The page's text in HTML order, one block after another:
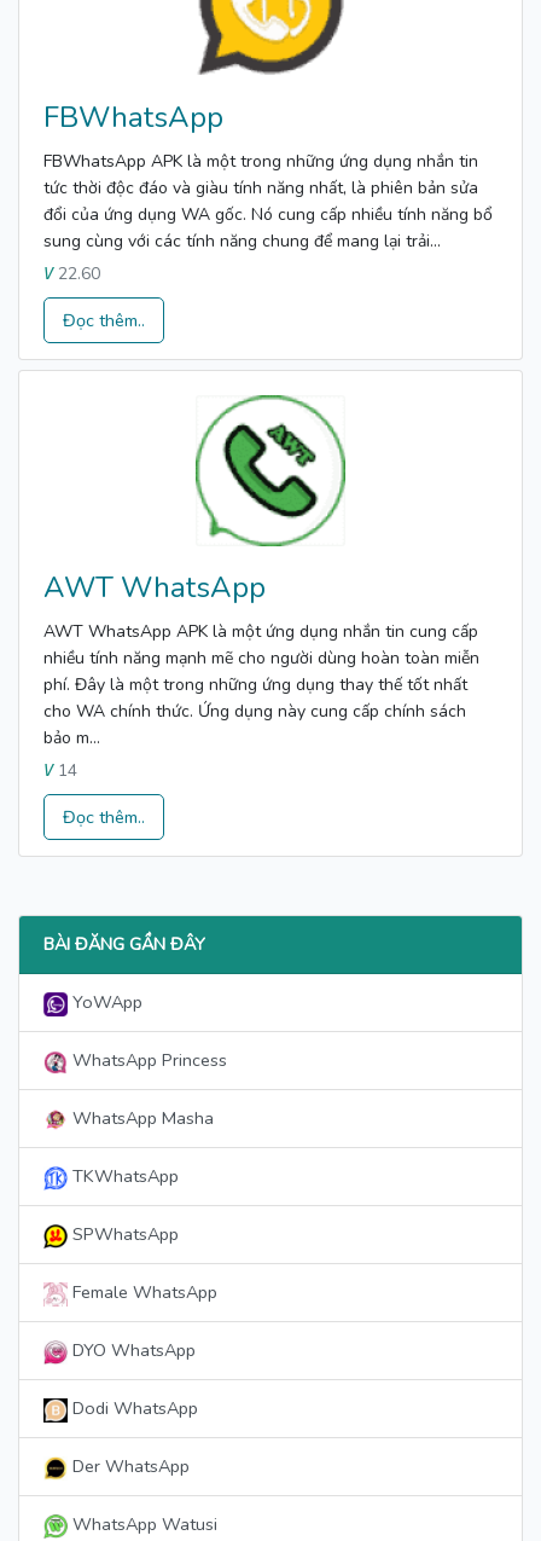
FBWhatsApp
FBWhatsApp APK là một trong những ứng dụng nhắn tin
tức thời độc đáo và giàu tính năng nhất, là phiên bản sửa
đổi của ứng dụng WA gốc. Nó cung cấp nhiều tính năng bổ
sung cùng với các tính năng chung để mang lại trải...
V22.60
Đọc thêm..
AWT WhatsApp
AWT WhatsApp APK là một ứng dụng nhắn tin cung cấp
nhiều tính năng mạnh mẽ cho người dùng hoàn toàn miễn
phí. Đây là một trong những ứng dụng thay thế tốt nhất
cho WA chính thức. Ứng dụng này cung cấp chính sách
bảo m...
V14
Đọc thêm..
BÀI ĐĂNG GẦN ĐÂY
YoWApp
WhatsApp Princess
WhatsApp Masha
TKWhatsApp
SPWhatsApp
Female WhatsApp
DYO WhatsApp
Dodi WhatsApp
Der WhatsApp
WhatsApp Watusi